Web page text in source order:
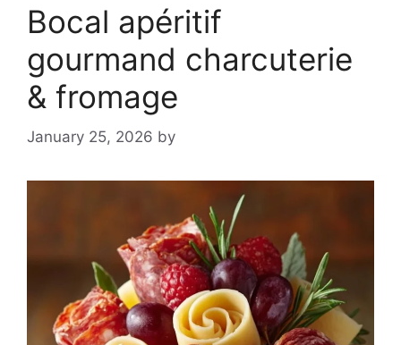
Bocal apéritif
gourmand charcuterie
& fromage
January 25, 2026 by